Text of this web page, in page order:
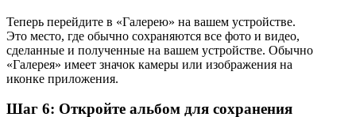
Теперь перейдите в «Галерею» на вашем устройстве.
Это место, где обычно сохраняются все фото и видео,
сделанные и полученные на вашем устройстве. Обычно
«Галерея» имеет значок камеры или изображения на
иконке приложения.
Шаг 6: Откройте альбом для сохранения